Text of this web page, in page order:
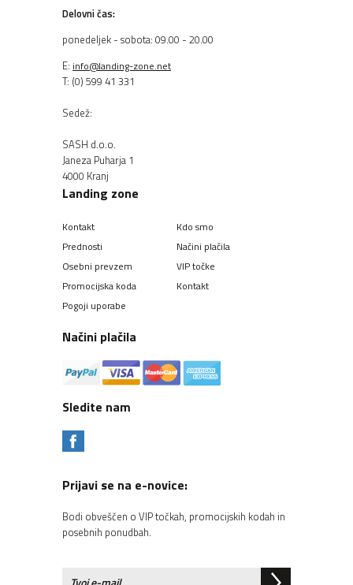
Delovni čas:
ponedeljek - sobota: 09.00 - 20.00
E: info@landing-zone.net
T: (0) 599 41 331
Sedež:
SASH d.o.o.
Janeza Puharja 1
4000 Kranj
Landing zone
Kontakt
Kdo smo
Prednosti
Načini plačila
Osebni prevzem
VIP točke
Promocijska koda
Kontakt
Pogoji uporabe
Načini plačila
Sledite nam
Prijavi se na e-novice:
Bodi obveščen o VIP točkah, promocijskih kodah in
posebnih ponudbah.